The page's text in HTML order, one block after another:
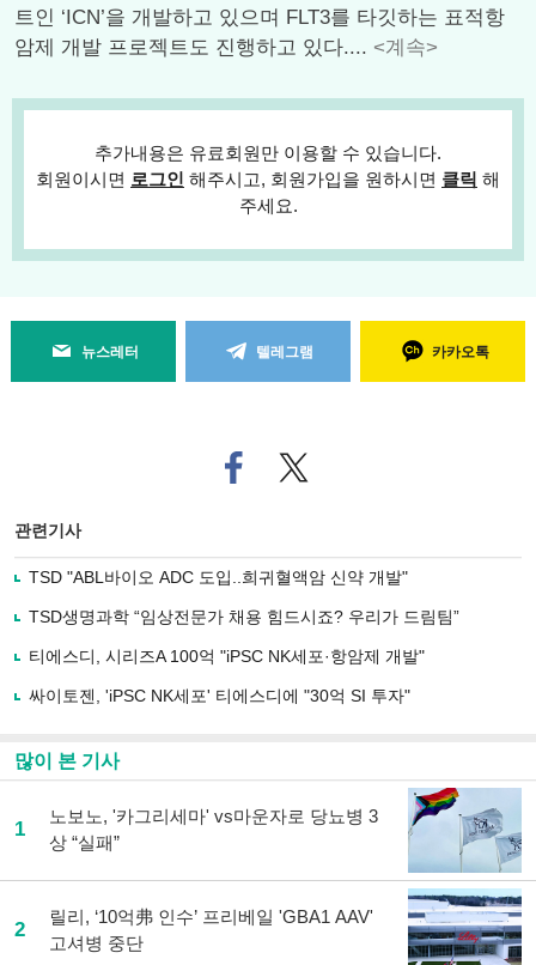
트인 ‘ICN’을 개발하고 있으며 FLT3를 타깃하는 표적항
암제 개발 프로젝트도 진행하고 있다.... <계속>
추가내용은 유료회원만 이용할 수 있습니다.
회원이시면 로그인 해주시고, 회원가입을 원하시면 클릭 해
주세요.
뉴스레터 텔레그램 카카오톡
페
이
로
기
사
유
기
트위
터로
관련기사
TSD "ABL바이오 ADC 도입..희귀혈액암 신약 개발"
TSD생명과학 “임상전문가 채용 힘드시죠? 우리가 드림팀”
티에스디, 시리즈A 100억 "iPSC NK세포·항암제 개발"
싸이토젠, 'iPSC NK세포' 티에스디에 "30억 SI 투자"
많이 본 기사
1
노보노, '카그리세마' vs마운자로 당뇨병 3
상 “실패”
2
릴리, ‘10억弗 인수’ 프리베일 'GBA1 AAV'
고셔병 중단